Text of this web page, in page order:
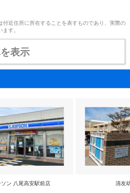
近住所に所在することを表すものであり、実際の
す。
表示
ソン 八尾高安駅前店 清友